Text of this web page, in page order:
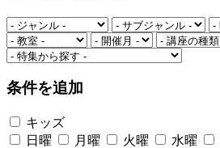
条件を追加
キッズ
日曜
月曜 火曜 水曜